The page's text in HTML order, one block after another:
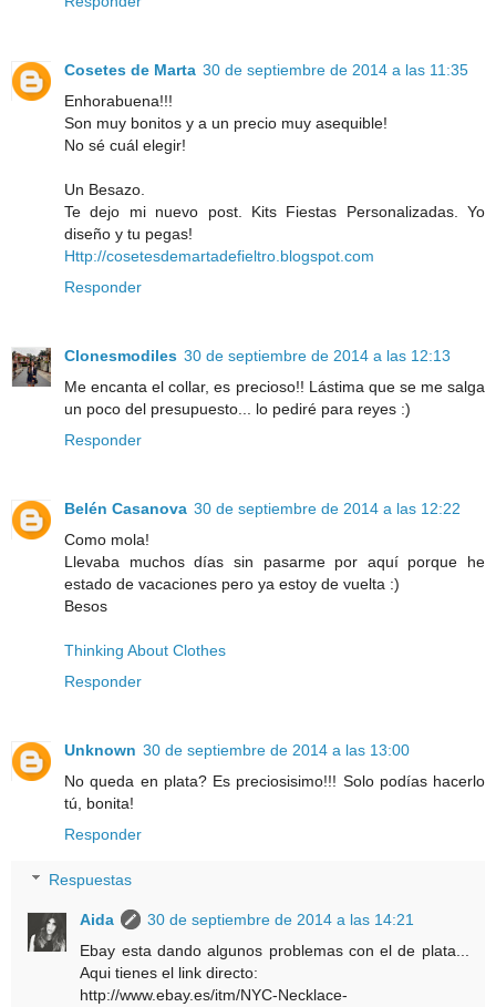
Cosetes de Marta 30 de septiembre de 2014 a las 11:35
Enhorabuena!!!
Son muy bonitos y a un precio muy asequible!
No sé cuál elegir!
Un Besazo.
Te dejo mi nuevo post. Kits Fiestas Personalizadas. Yo
diseño y tu pegas!
Http://cosetesdemartadefieltro.blogspot.com
Responder
Clonesmodiles 30 de septiembre de 2014 a las 12:13
Me encanta el collar, es precioso!! Lástima que se me salga
un poco del presupuesto... lo pediré para reyes :)
Responder
Belén Casanova 30 de septiembre de 2014 a las 12:22
Como mola!
Llevaba muchos días sin pasarme por aquí porque he
estado de vacaciones pero ya estoy de vuelta :)
Besos
Thinking About Clothes
Responder
Unknown 30 de septiembre de 2014 a las 13:00
No queda en plata? Es preciosisimo!!! Solo podías hacerlo
tú, bonita!
Responder
Respuestas
Aida
30 de septiembre de 2014 a las 14:21
Ebay esta dando algunos problemas con el de plata...
Aqui tienes el link directo:
http://www.ebay.es/itm/NYC-Necklace-